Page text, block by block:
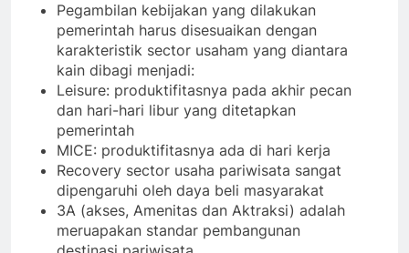
Pegambilan kebijakan yang dilakukan
pemerintah harus disesuaikan dengan
karakteristik sector usaham yang diantara
kain dibagi menjadi:
Leisure: produktifitasnya pada akhir pecan
dan hari-hari libur yang ditetapkan
pemerintah
MICE: produktifitasnya ada di hari kerja
Recovery sector usaha pariwisata sangat
dipengaruhi oleh daya beli masyarakat
3A (akses, Amenitas dan Aktraksi) adalah
meruapakan standar pembangunan